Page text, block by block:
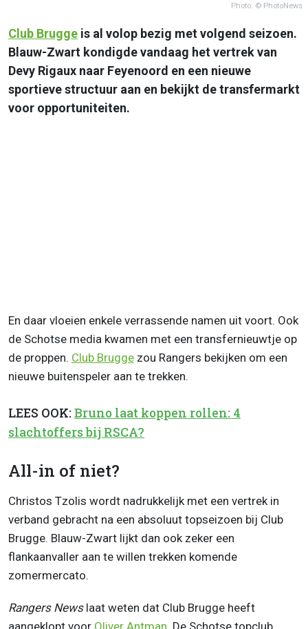
Photo: © PhotoNews
Club Brugge is al volop bezig met volgend seizoen.
Blauw-Zwart kondigde vandaag het vertrek van
Devy Rigaux naar Feyenoord en een nieuwe
sportieve structuur aan en bekijkt de transfermarkt
voor opportuniteiten.
En daar vloeien enkele verrassende namen uit voort. Ook
de Schotse media kwamen met een transfernieuwtje op
de proppen. Club Brugge zou Rangers bekijken om een
nieuwe buitenspeler aan te trekken.
LEES OOK:Bruno laat koppen rollen: 4
slachtoffers bij RSCA?
All-in of niet?
Christos Tzolis wordt nadrukkelijk met een vertrek in
verband gebracht na een absoluut topseizoen bij Club
Brugge. Blauw-Zwart lijkt dan ook zeker een
flankaanvaller aan te willen trekken komende
zomermercato.
Rangers Newslaat weten dat Club Brugge heeft